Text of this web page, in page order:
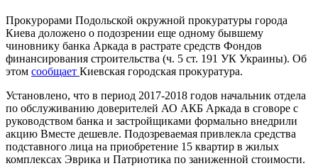
Прокурорами Подольской окружной прокуратуры города
Киева доложено о подозрении еще одному бывшему
чиновнику банка Аркада в растрате средств Фондов
финансирования строительства (ч. 5 ст. 191 УК Украины). Об
этом сообщает Киевская городская прокуратура.
Установлено, что в период 2017-2018 годов начальник отдела
по обслуживанию доверителей АО АКБ Аркада в сговоре с
руководством банка и застройщиками формально внедрили
акцию Вместе дешевле. Подозреваемая привлекла средства
подставного лица на приобретение 15 квартир в жилых
комплексах Эврика и Патриотика по заниженной стоимости.